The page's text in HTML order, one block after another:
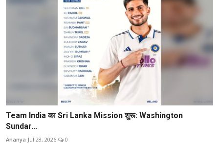
Team India का Sri Lanka Mission शुरू: Washington
Sundar...
Ananya Jul 28, 2026 0